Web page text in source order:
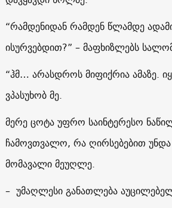
“რამდენიდან რამდენ წლამდე
ისურვებდით?” – მაფხიზლებს
“ჰმ… არასდროს მიფიქრია ამაზე.
ვპასუხობ მე.
მერე ცოტა უფრო საინტერესო
ჩამოვთვალო, რა ღირსებებით უნდა
მომავალი მეუღლე.
– უმაღლესი განათლება